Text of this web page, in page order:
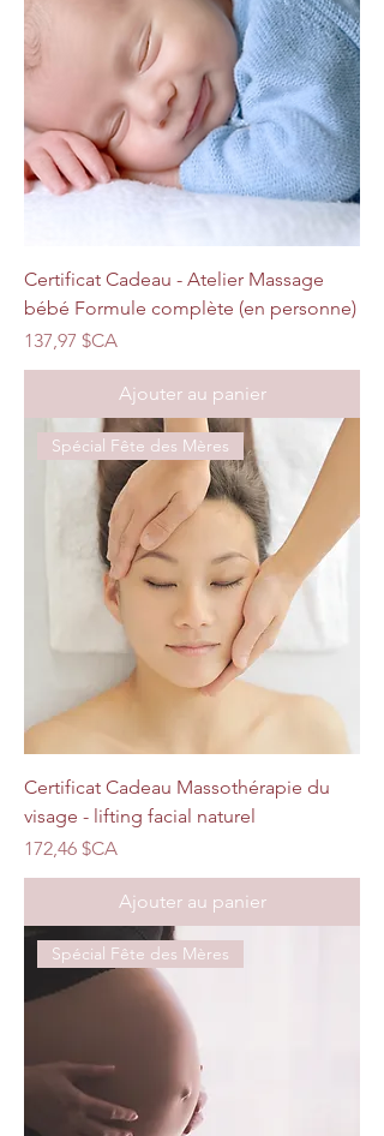
Certificat Cadeau - Atelier Massage
bébé Formule complète (en personne)
Prix
137,97 $CA
Ajouter au panier
Spécial Fête des Mères
Certificat Cadeau Massothérapie du
visage - lifting facial naturel
Prix
172,46 $CA
Ajouter au panier
Spécial Fête des Mères